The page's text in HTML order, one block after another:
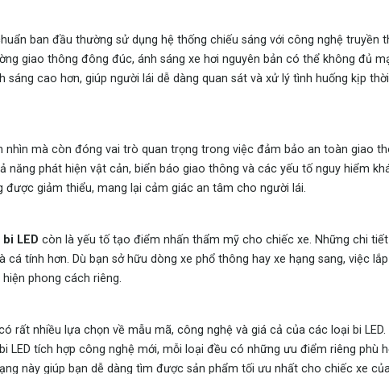
ban đầu thường sử dụng hệ thống chiếu sáng với công nghệ truyền
giao thông đông đúc, ánh sáng xe hơi nguyên bản có thể không đủ
sáng cao hơn, giúp người lái dễ dàng quan sát và xử lý tình huống kịp
mà còn đóng vai trò quan trọng trong việc đảm bảo an toàn giao
năng phát hiện vật cản, biển báo giao thông và các yếu tố nguy hiểm
giảm thiểu, mang lại cảm giác an tâm cho người lái.
LED còn là yếu tố tạo điểm nhấn thẩm mỹ cho chiếc xe. Những chi
tính hơn. Dù bạn sở hữu dòng xe phổ thông hay xe hạng sang, việc
phong cách riêng.
rất nhiều lựa chọn về mẫu mã, công nghệ và giá cả của các loại bi LED.
LED tích hợp công nghệ mới, mỗi loại đều có những ưu điểm riêng phù
này giúp bạn dễ dàng tìm được sản phẩm tối ưu nhất cho chiếc xe